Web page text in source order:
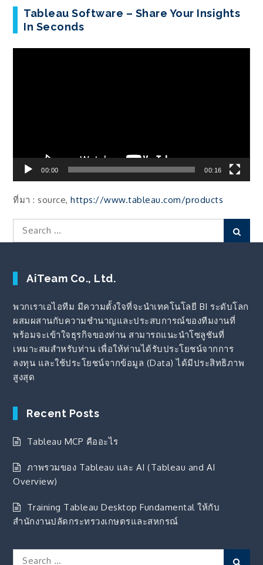
Tableau Software – Share Your Insights
In Seconds
00:00 00:16
ที่มา : source,https://www.tableau.com/products
Search
for:
AiTeam Co., Ltd.
พวกเราเอไอทีม มีความตั้งใจที่จะนำเทคโนโลยี BI ระดับโลก
ผสมผสานกับความชำนาญและประสบการณ์ของทีมงานที่
พร้อมจะเข้าใจธุรกิจของท่าน สามารถแนะนำโซลูชันที่
เหมาะสมสำหรับท่าน เพื่อให้ท่านได้รับประโยชน์จากการ
ลงทุน และใช้ประโยชน์จากข้อมูล (Data) ได้มีประสิทธิภาพ
สูงสุด
Recent Posts
Tableau MCP คืออะไร
ภาพรวมของ Tableau และ AI (Tableau and AI
Overview)
Training Tableau Desktop Fundamental ให้กับ
สำนักงานปลัดกระทรวงเกษตรและสหกรณ์
Search